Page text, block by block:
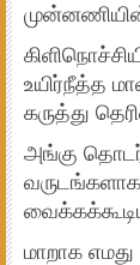
உயிர்நீத்த
கருத்து
அங்கு
மாறாக